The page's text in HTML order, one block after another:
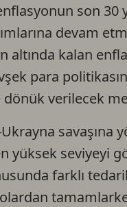
son 30
devam
altında kalan
para
verilecek
yüksek seviyeyi
farklı